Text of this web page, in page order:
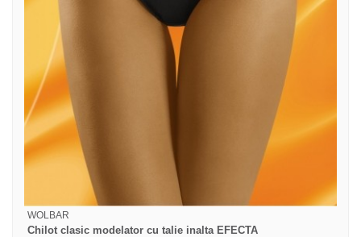
WOLBAR
Chilot clasic modelator cu talie inalta EFECTA